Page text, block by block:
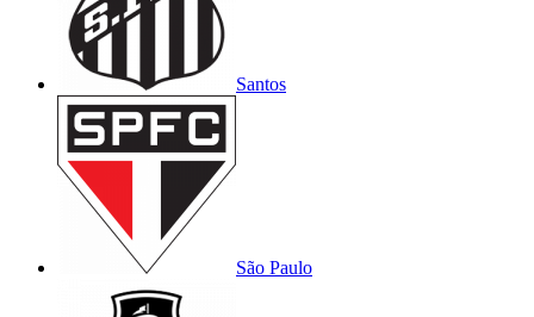
Santos
São Paulo